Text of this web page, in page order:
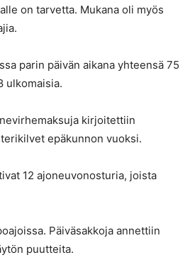
on tarvetta. Mukana oli myös
parin päivän aikana yhteensä 75
ulkomaisia.
kirjoitettiin
epäkunnon vuoksi.
12 ajoneuvonosturia, joista
Päiväsakkoja annettiin
puutteita.